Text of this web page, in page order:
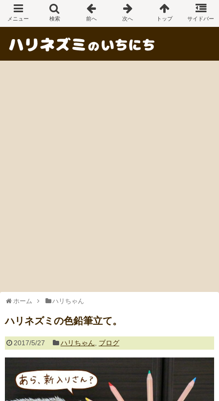
ホーム ハリちゃん
ハリネズミの色鉛筆立て。
2017/5/27 ハリちゃん ブログ